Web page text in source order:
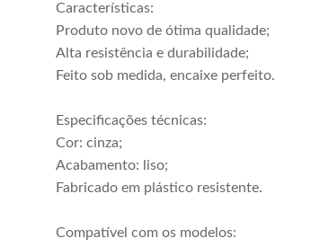
Características:
Produto novo de ótima qualidade;
Alta resistência e durabilidade;
Feito sob medida, encaixe perfeito.
Especificações técnicas:
Cor: cinza;
Acabamento: liso;
Fabricado em plástico resistente.
Compatível com os modelos: